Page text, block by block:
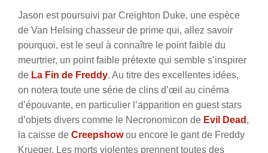
Jason est poursuivi par Creighton Duke, une espèce
de Van Helsing chasseur de prime qui, allez savoir
pourquoi, est le seul à connaître le point faible du
meurtrier, un point faible prétexte qui semble s’inspirer
de La Fin de Freddy. Au titre des excellentes idées,
on notera toute une série de clins d’œil au cinéma
d’épouvante, en particulier l’apparition en guest stars
d’objets divers comme le Necronomicon de Evil Dead ,
la caisse de Creepshowou encore le gant de Freddy
Krueger. Les morts violentes prennent toutes des